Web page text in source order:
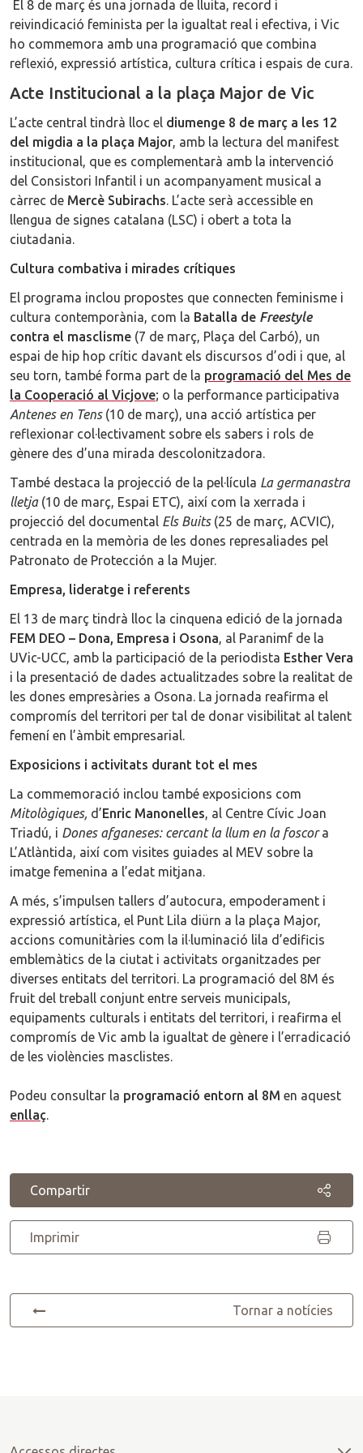
El 8 de març és una jornada de lluita, record i
reivindicació feminista per la igualtat real i efectiva, i Vic
ho commemora amb una programació que combina
reflexió, expressió artística, cultura crítica i espais de cura.
Acte Institucional a la plaça Major de Vic
L’acte central tindrà lloc el diumenge 8 de març a les 12
del migdia a la plaça Major, amb la lectura del manifest
institucional, que es complementarà amb la intervenció
del Consistori Infantil i un acompanyament musical a
càrrec de Mercè Subirachs. L’acte serà accessible en
llengua de signes catalana (LSC) i obert a tota la
ciutadania.
Cultura combativa i mirades crítiques
El programa inclou propostes que connecten feminisme i
cultura contemporània, com la Batalla de Freestyle
contra el masclisme (7 de març, Plaça del Carbó), un
espai de hip hop crític davant els discursos d’odi i que, al
seu torn, també forma part de la programació del Mes de
la Cooperació al Vicjove; o la performance participativa
Antenes en Tens(10 de març), una acció artística per
reflexionar col·lectivament sobre els sabers i rols de
gènere des d’una mirada descolonitzadora.
També destaca la projecció de la pel·lícula La germanastra
lletja(10 de març, Espai ETC), així com la xerrada i
projecció del documental Els Buits(25 de març, ACVIC),
centrada en la memòria de les dones represaliades pel
Patronato de Protección a la Mujer.
Empresa, lideratge i referents
El 13 de març tindrà lloc la cinquena edició de la jornada
FEM DEO – Dona, Empresa i Osona, al Paranimf de la
UVic-UCC, amb la participació de la periodista Esther Vera
i la presentació de dades actualitzades sobre la realitat de
les dones empresàries a Osona. La jornada reafirma el
compromís del territori per tal de donar visibilitat al talent
femení en l’àmbit empresarial.
Exposicions i activitats durant tot el mes
La commemoració inclou també exposicions com
Mitològiques, d’Enric Manonelles, al Centre Cívic Joan
Triadú, i Dones afganeses: cercant la llum en la foscora
L’Atlàntida, així com visites guiades al MEV sobre la
imatge femenina a l’edat mitjana.
A més, s’impulsen tallers d’autocura, empoderament i
expressió artística, el Punt Lila diürn a la plaça Major,
accions comunitàries com la il·luminació lila d’edificis
emblemàtics de la ciutat i activitats organitzades per
diverses entitats del territori. La programació del 8M és
fruit del treball conjunt entre serveis municipals,
equipaments culturals i entitats del territori, i reafirma el
compromís de Vic amb la igualtat de gènere i l’erradicació
de les violències masclistes.
Podeu consultar la programació entorn al 8M en aquest
enllaç.
Compartir
Imprimir
Tornar a notícies